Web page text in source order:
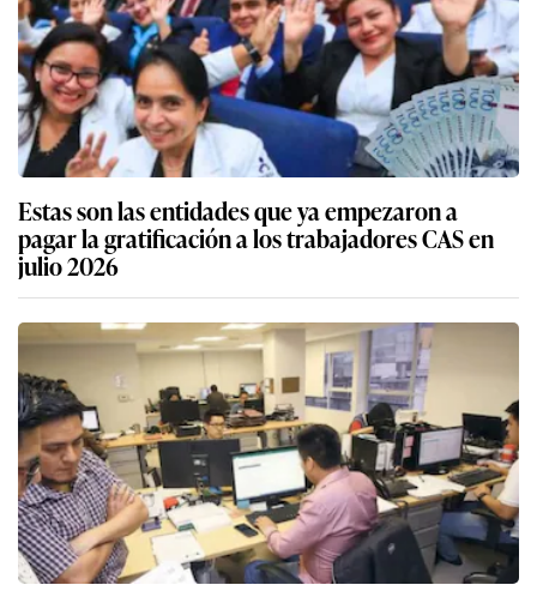
Estas son las entidades que ya empezaron a
pagar la gratificación a los trabajadores CAS en
julio 2026